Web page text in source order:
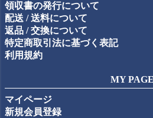
領収書の発行について
配送 / 送料について
返品 / 交換について
特定商取引法に基づく表記
利用規約
MY PAGE
マイページ
新規会員登録